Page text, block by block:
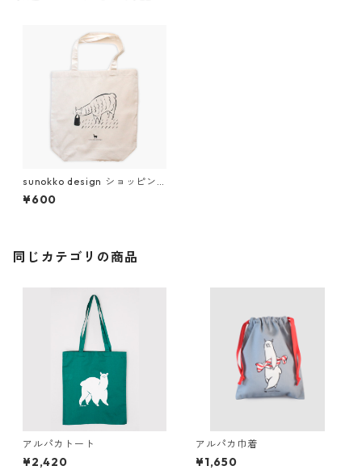
sunokko design ショッピン
グバッグ
¥600
同じカテゴリの商品
アルパカトート
¥2,420
アルパカ巾着
¥1,650